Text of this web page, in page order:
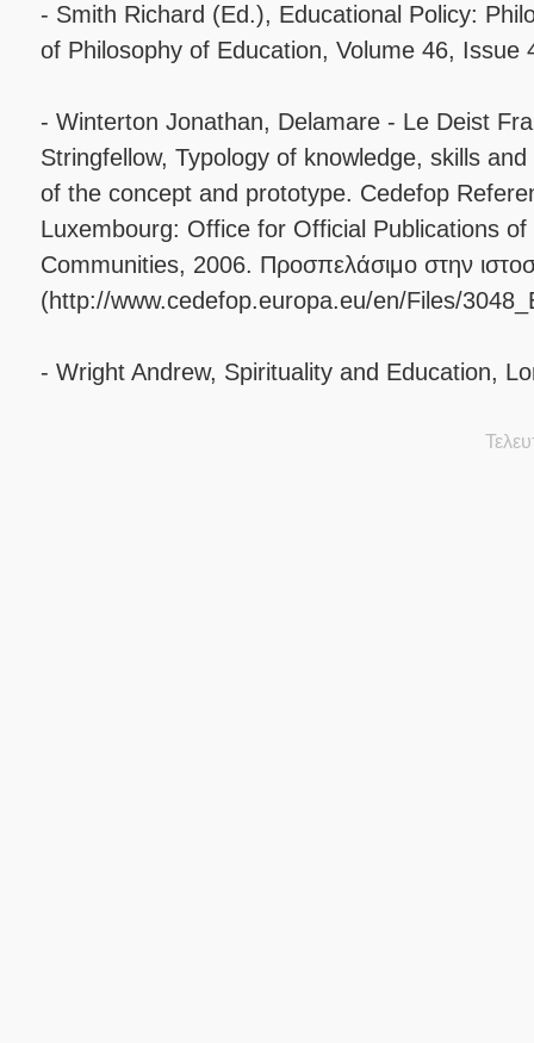
- Smith Richard (Ed.), Educational Policy:
of Philosophy of Education, Volume 46, Issue
- Winterton Jonathan, Delamare - Le Deist
Stringfellow, Typology of knowledge, skills
of the concept and prototype. Cedefop
Luxembourg: Office for Official Publications
Communities, 2006. Προσπελάσιμο στην
(http://www.cedefop.europa.eu/en/Files/
- Wright Andrew, Spirituality and Education,